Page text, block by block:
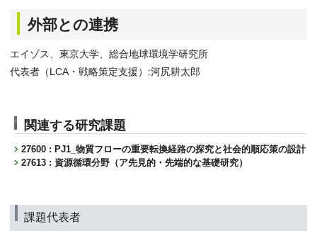
外部との連携
エイゾス、東京大学、総合地球環境学研究所
代表者（LCA・戦略策定支援）:河尻耕太郎
関連する研究課題
27600 : PJ1_物質フローの重要転換経路の探究と社会的順応策の設計
27613 : 資源循環分野（ア先見的・先端的な基礎研究）
課題代表者